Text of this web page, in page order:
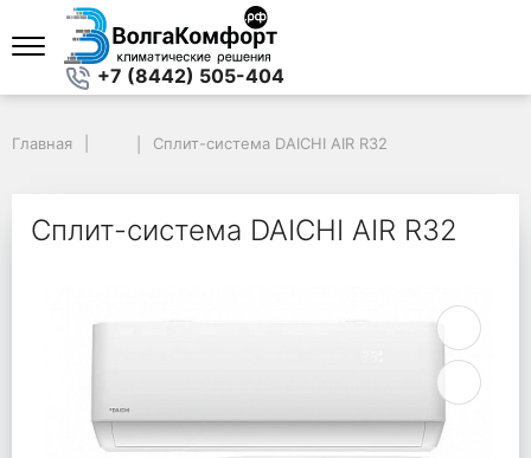
+7 (8442) 505-404
Сплит-система DAICHI AIR R32
Главная Сплит-система DAICHI AIR R32
Сплит-система DAICHI AIR R32